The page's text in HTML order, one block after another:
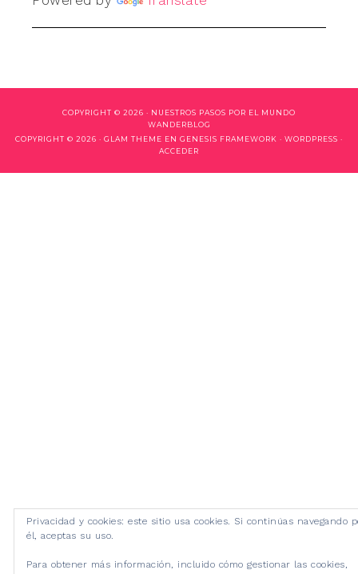
COPYRIGHT © 2026 · NUESTROS PASOS POR EL MUNDO
WANDERBLOG
COPYRIGHT © 2026 · GLAM THEME EN GENESIS FRAMEWORK · WORDPRESS ·
ACCEDER
Privacidad y cookies: este sitio usa cookies. Si continúas navegando
él, aceptas su uso.
Para obtener más información, incluido cómo gestionar las cookies,